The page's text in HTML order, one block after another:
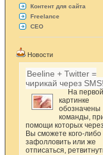
Контент для сайта
Freelance
СЕО
Новости
Beeline + Twitter =
чирикай через SMS!
На первой
картинке
обозначены
команды,
помощи которых
Вы сможете кого-либо
зафолловить или же
отписаться,